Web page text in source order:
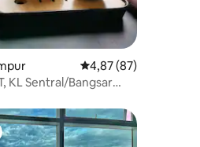
von 5, 28 Bewertungen
Durchschnittliche
4,87 (87)
KL Sentral/Bangsar